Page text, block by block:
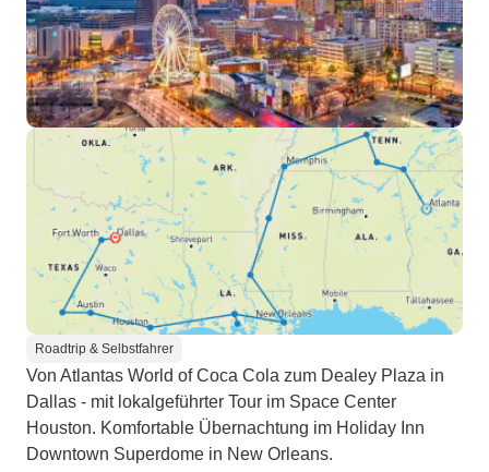
Roadtrip & Selbstfahrer
Von Atlantas World of Coca Cola zum Dealey Plaza in
Dallas - mit lokalgeführter Tour im Space Center
Houston. Komfortable Übernachtung im Holiday Inn
Downtown Superdome in New Orleans.